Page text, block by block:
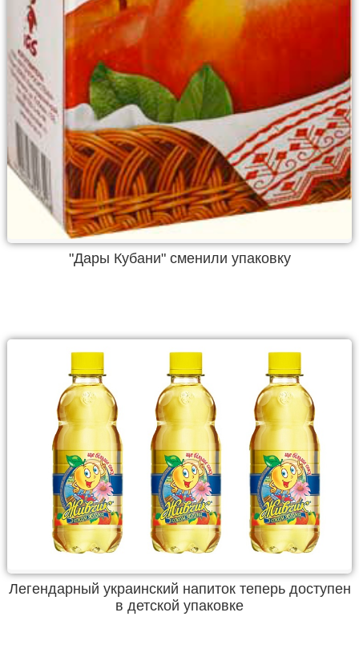
"Дары Кубани" сменили упаковку
Легендарный украинский напиток теперь доступен
в детской упаковке